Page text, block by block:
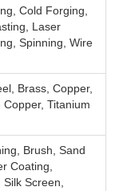
Cold Forging,
Laser
Spinning, Wire
Brass, Copper,
Titanium
Brush, Sand
Coating,
Silk Screen,